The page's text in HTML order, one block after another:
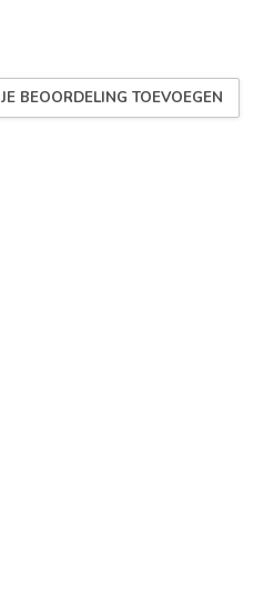
JE BEOORDELING TOEVOEGEN